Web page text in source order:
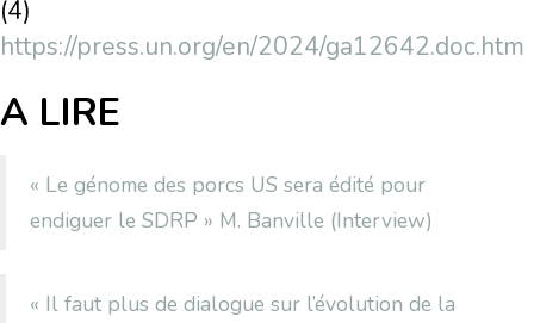
(4)
https://press.un.org/en/2024/ga12642.doc.htm
A LIRE
« Le génome des porcs US sera édité pour
endiguer le SDRP » M. Banville (Interview)
« Il faut plus de dialogue sur l’évolution de la